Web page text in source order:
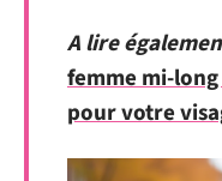
A lire
femme mi-
pour votre